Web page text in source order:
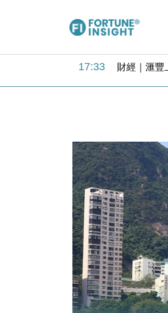
18:31 財經｜華
17:33 財經｜滙豐
13:44 財經｜內地
12:44 財經｜日本
11:12 國際｜特朗
15:59 財經｜SA
18:31 財經｜華僑
17:33 財經｜滙豐
16:47 本地｜假冒
16:05 財經｜日經
15:47 財經｜恒隆
15:11 財經｜韓股
13:44 財經｜內地
12:44 財經｜日本